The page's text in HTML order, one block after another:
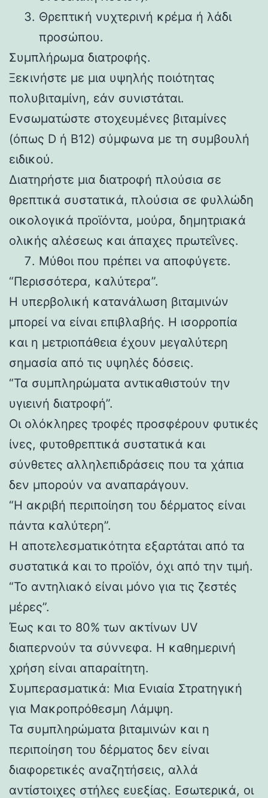
Θρεπτική νυχτερινή κρέμα ή λάδι
προσώπου.
Συμπλήρωμα διατροφής.
Ξεκινήστε με μια υψηλής ποιότητας
πολυβιταμίνη, εάν συνιστάται.
Ενσωματώστε στοχευμένες βιταμίνες
(όπως D ή B12) σύμφωνα με τη συμβουλή
ειδικού.
Διατηρήστε μια διατροφή πλούσια σε
θρεπτικά συστατικά, πλούσια σε φυλλώδη
οικολογικά προϊόντα, μούρα, δημητριακά
ολικής αλέσεως και άπαχες πρωτεΐνες.
Μύθοι που πρέπει να αποφύγετε.
“Περισσότερα, καλύτερα”.
Η υπερβολική κατανάλωση βιταμινών
μπορεί να είναι επιβλαβής. Η ισορροπία
και η μετριοπάθεια έχουν μεγαλύτερη
σημασία από τις υψηλές δόσεις.
“Τα συμπληρώματα αντικαθιστούν την
υγιεινή διατροφή”.
Οι ολόκληρες τροφές προσφέρουν φυτικές
ίνες, φυτοθρεπτικά συστατικά και
σύνθετες αλληλεπιδράσεις που τα χάπια
δεν μπορούν να αναπαράγουν.
“Η ακριβή περιποίηση του δέρματος είναι
πάντα καλύτερη”.
Η αποτελεσματικότητα εξαρτάται από τα
συστατικά και το προϊόν, όχι από την τιμή.
“Το αντηλιακό είναι μόνο για τις ζεστές
μέρες”.
Έως και το 80% των ακτίνων UV
διαπερνούν τα σύννεφα. Η καθημερινή
χρήση είναι απαραίτητη.
Συμπερασματικά: Μια Ενιαία Στρατηγική
για Μακροπρόθεσμη Λάμψη.
Τα συμπληρώματα βιταμινών και η
περιποίηση του δέρματος δεν είναι
διαφορετικές αναζητήσεις, αλλά
αντίστοιχες στήλες ευεξίας. Εσωτερικά, οι